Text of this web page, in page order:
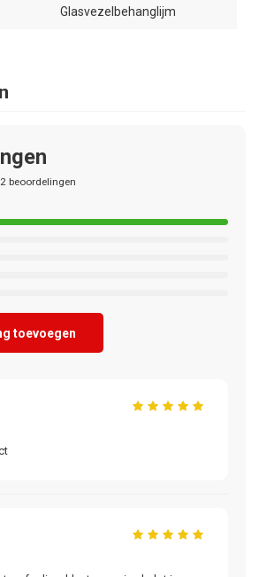
Glasvezelbehanglijm
2 beoordelingen
toevoegen